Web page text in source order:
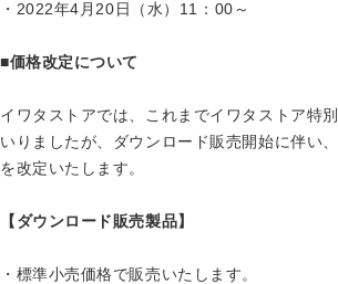
・2022年4月20日（水）11：00～
■価格改定について
イワタストアでは、これまでイワタストア特
いりましたが、ダウンロード販売開始に伴い
を改定いたします。
【ダウンロード販売製品】
・標準小売価格で販売いたします。